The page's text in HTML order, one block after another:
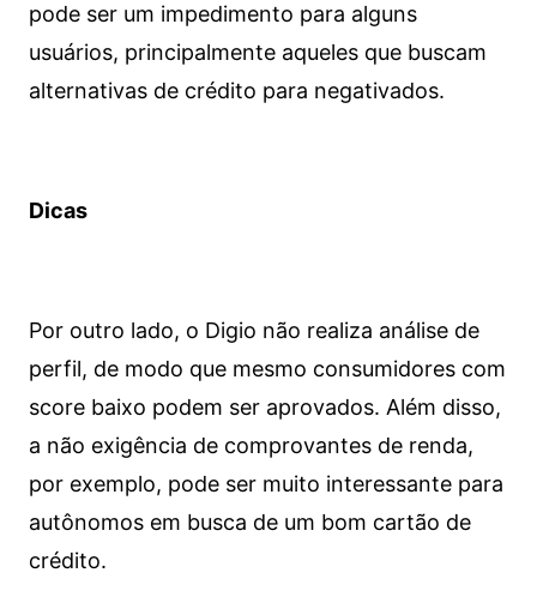
pode ser um impedimento para alguns
usuários, principalmente aqueles que buscam
alternativas de crédito para negativados.
Dicas
Por outro lado, o Digio não realiza análise de
perfil, de modo que mesmo consumidores com
score baixo podem ser aprovados. Além disso,
a não exigência de comprovantes de renda,
por exemplo, pode ser muito interessante para
autônomos em busca de um bom cartão de
crédito.